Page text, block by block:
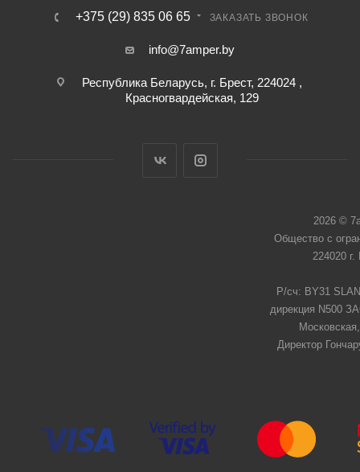
+375 (29) 835 06 65 ЗАКАЗАТЬ ЗВОНОК
info@7amper.by
Республика Беларусь, г. Брест, 224024 ,
Красногвардейская, 129
2026 ©
Общество с
224020
Р/сч: BY31
дирекция N500
Директор